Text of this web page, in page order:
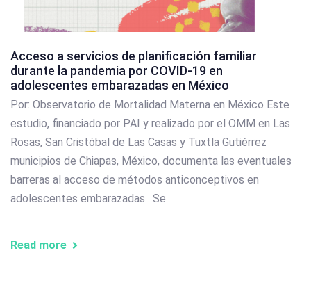
Acceso a servicios de planificación familiar
durante la pandemia por COVID-19 en
adolescentes embarazadas en México
Por: Observatorio de Mortalidad Materna en México Este
estudio, financiado por PAI y realizado por el OMM en Las
Rosas, San Cristóbal de Las Casas y Tuxtla Gutiérrez
municipios de Chiapas, México, documenta las eventuales
barreras al acceso de métodos anticonceptivos en
adolescentes embarazadas. Se
Read more